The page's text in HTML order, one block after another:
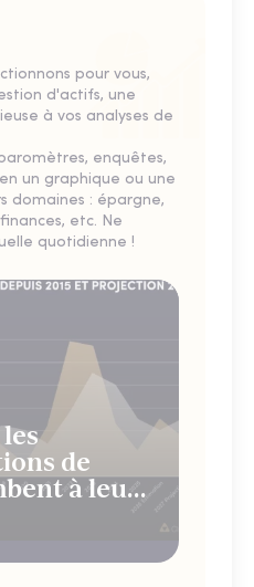
pour vous,
d'actifs, une
à vos analyses de
enquêtes,
un graphique ou une
domaines : épargne,
etc. Ne
quotidienne !
les
de
à leur
depuis